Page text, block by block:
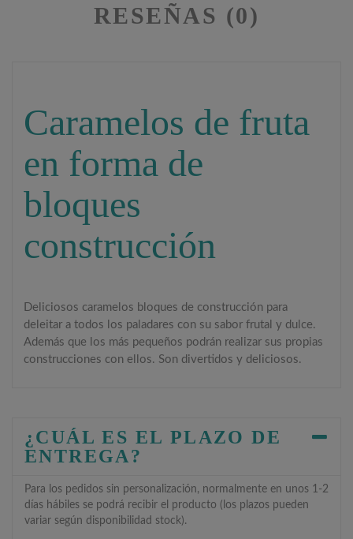
RESEÑAS (0)
Caramelos de fruta
en forma de
bloques
construcción
Deliciosos caramelos bloques de construcción para
deleitar a todos los paladares con su sabor frutal y dulce.
Además que los más pequeños podrán realizar sus propias
construcciones con ellos. Son divertidos y deliciosos.
¿CUÁL ES EL PLAZO DE
ENTREGA?
Para los pedidos sin personalización, normalmente en unos 1-2
días hábiles se podrá recibir el producto (los plazos pueden
variar según disponibilidad stock).